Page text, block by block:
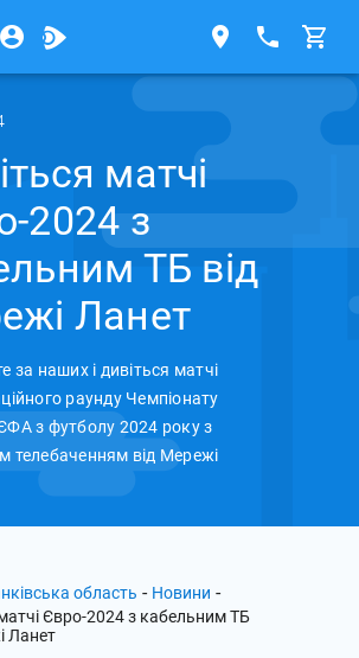
матчі
2024 з
ТБ від
Ланет
за наших і дивіться матчі
раунду Чемпіонату
з футболу 2024 року з
телебаченням від Мережі
область - Новини -
Євро-2024 з кабельним ТБ
Ланет